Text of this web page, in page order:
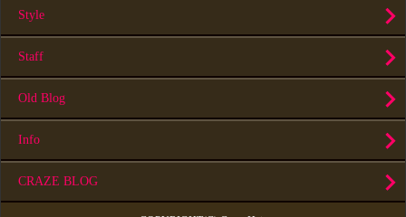
Style
Staff
Old Blog
Info
CRAZE BLOG